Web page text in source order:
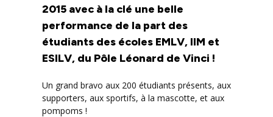
2015 avec à la clé une belle
performance de la part des
étudiants des écoles EMLV, IIM et
ESILV, du Pôle Léonard de Vinci !
Un grand bravo aux 200 étudiants présents, aux
supporters, aux sportifs, à la mascotte, et aux
pompoms !